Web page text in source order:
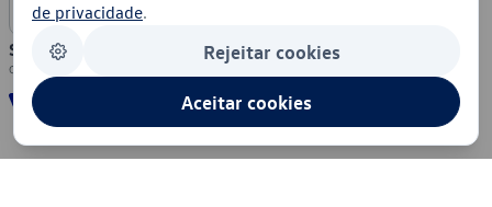
Segurança
de privacidade.
Rejeitar cookies
Aceitar cookies